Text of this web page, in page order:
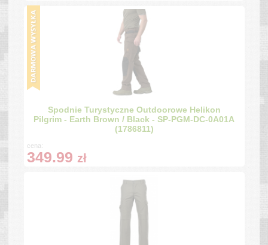
Spodnie Turystyczne Outdoorowe Helikon
Pilgrim - Earth Brown / Black - SP-PGM-DC-0A01A
(1786811)
cena:
349.99 zł